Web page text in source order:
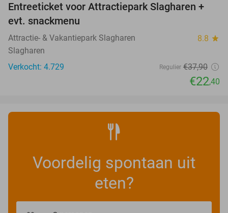
41%
Entreeticket voor Attractiepark Slagharen +
evt. snackmenu
Attractie- & Vakantiepark Slagharen 8.8 star
Slagharen
Verkocht: 4.729
Regulier €37,90
€22,40
Voordelig spontaan uit
eten?